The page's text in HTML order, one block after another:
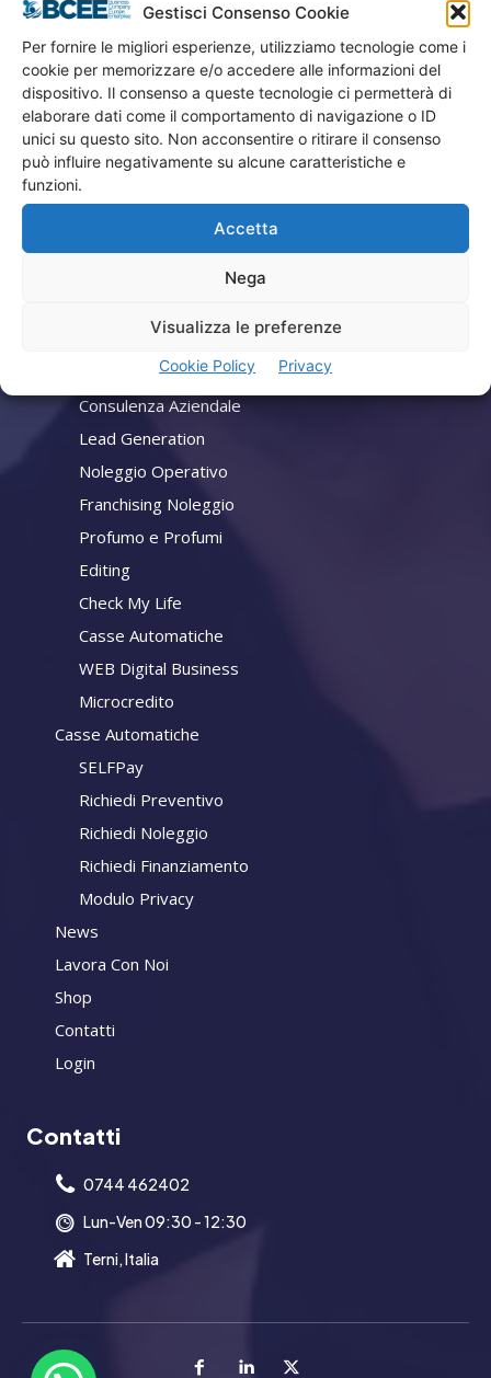
Gestisci Consenso Cookie
Per fornire le migliori esperienze, utilizziamo tecnologie come i
cookie per memorizzare e/o accedere alle informazioni del
dispositivo. Il consenso a queste tecnologie ci permetterà di
elaborare dati come il comportamento di navigazione o ID
unici su questo sito. Non acconsentire o ritirare il consenso
può influire negativamente su alcune caratteristiche e
funzioni.
Accetta
Nega
Visualizza le preferenze
Cookie Policy Privacy
Menù
Privacy
Termini Utilizzo
Iscrizione Newsletter
Cookie Policy (UE)
Consulenza Aziendale
Lead Generation
Noleggio Operativo
Franchising Noleggio
Profumo e Profumi
Editing
Check My Life
Casse Automatiche
WEB Digital Business
Microcredito
Casse Automatiche
SELFPay
Richiedi Preventivo
Richiedi Noleggio
Richiedi Finanziamento
Modulo Privacy
News
Lavora Con Noi
Shop
Contatti
Login
Contatti
0744 462402
Lun-Ven 09:30 - 12:30
Terni, Italia